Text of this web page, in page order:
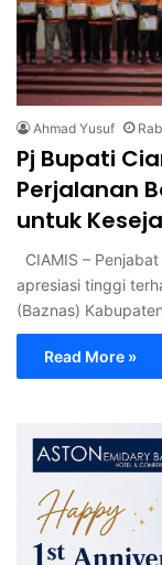
Ahmad Yusuf
Pj Bupati
Perjalanan
untuk
CIAMIS –
apresiasi tinggi
(Baznas)
Read More »